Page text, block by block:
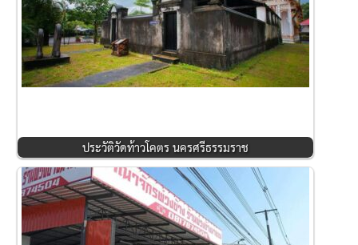
ประวัติวัดท้าวโคตร นครศรีธรรมราช